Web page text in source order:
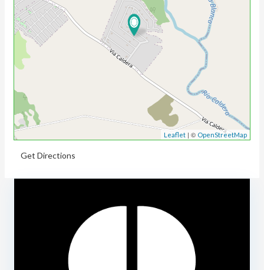
Leaflet | © OpenStreetMap
Get Directions